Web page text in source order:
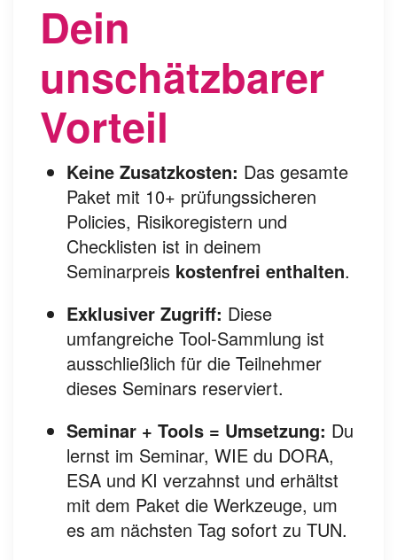
Dein
unschätzbarer
Vorteil
Keine Zusatzkosten: Das gesamte
Paket mit 10+ prüfungssicheren
Policies, Risikoregistern und
Checklisten ist in deinem
Seminarpreis kostenfrei enthalten.
Exklusiver Zugriff: Diese
umfangreiche Tool-Sammlung ist
ausschließlich für die Teilnehmer
dieses Seminars reserviert.
Seminar + Tools = Umsetzung: Du
lernst im Seminar, WIE du DORA,
ESA und KI verzahnst und erhältst
mit dem Paket die Werkzeuge, um
es am nächsten Tag sofort zu TUN.